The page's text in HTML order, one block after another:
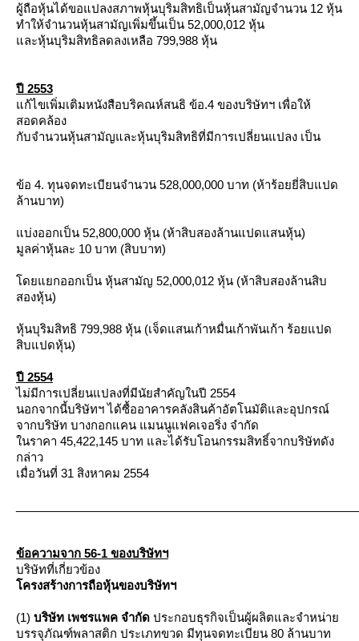
ผู้ถือหุ้นได้ขอแปลงสภาพหุ้นบุริมสิทธิเป็นหุ้นสามัญจำนวน 12 หุ้น
ทำให้จำนวนหุ้นสามัญเพิ่มขึ้นเป็น 52,000,012 หุ้น
ละหุ้นบุริมสิทธิลดลงเหลือ 799,988 หุ้น
ปี 2553
ก้ไขเพิ่มเติมหนังสือบริคณห์สนธิ ข้อ.4 ของบริษัทฯ เพื่อให้
สอดคล้อง
กับจำนวนหุ้นสามัญและหุ้นบุริมสิทธิที่มีการเปลี่ยนแปลง เป็น
ข้อ 4. ทุนจดทะเบียนจำนวน 528,000,000 บาท (ห้าร้อยยี่สิบแปด
ล้านบาท)
บ่งออกเป็น 52,800,000 หุ้น (ห้าสิบสองล้านแปดแสนหุ้น)
มูลค่าหุ้นละ 10 บาท (สิบบาท)
ดยแยกออกเป็น หุ้นสามัญ 52,000,012 หุ้น (ห้าสิบสองล้านสิบ
สองหุ้น)
หุ้นบุริมสิทธิ 799,988 หุ้น (เจ็ดแสนเก้าหมื่นเก้าพันเก้า ร้อยแปด
สิบแปดหุ้น)
ปี 2554
ไม่มีการเปลี่ยนแปลงที่มีนัยสำคัญในปี 2554
นอกจากนี้บริษัทฯ ได้ซื้ออาคารคลังสินค้าอัตโนมัติและอุปกรณ์
จากบริษัท บางกอกแคน แมนนูแฟคเจอริ่ง จำกัด
นราคา 45,422,145 บาท และได้รับโอนกรรมสิทธิ์จากบริษัทดัง
กล่าว
เมื่อวันที่ 31 สิงหาคม 2554
ข้อความจาก 56-1 ของบริษัทฯ
บริษัทที่เกี่ยวข้อง
ครงสร้างการถือหุ้นของบริษัทฯ
(1) บริษัท เพชรแพค จำกัด ประกอบธุรกิจเป็นผู้ผลิตและจำหน่า
บรรจุภัณฑ์พลาสติก ประเภทขวด มีทุนจดทะเบียน 80 ล้านบาท